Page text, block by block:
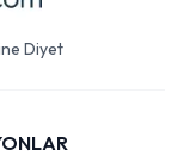
Diyet